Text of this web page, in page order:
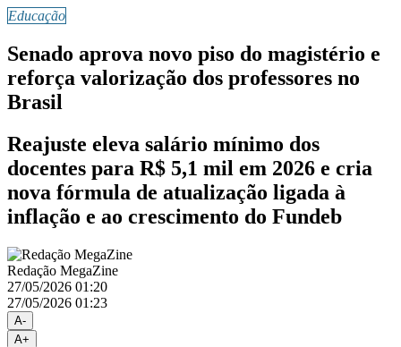
Educação
Senado aprova novo piso do magistério e
reforça valorização dos professores no
Brasil
Reajuste eleva salário mínimo dos
docentes para R$ 5,1 mil em 2026 e cria
nova fórmula de atualização ligada à
inflação e ao crescimento do Fundeb
Redação MegaZine
27/05/2026 01:20
27/05/2026 01:23
A-
A+